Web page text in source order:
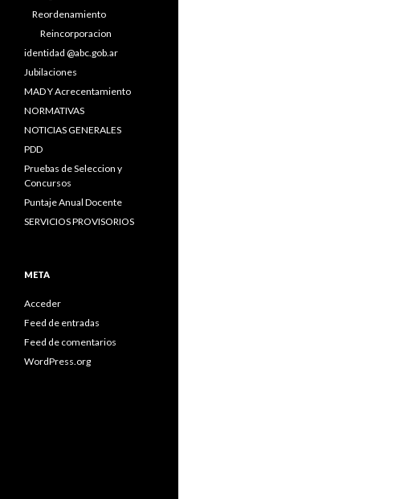
Reordenamiento
Reincorporacion
identidad @abc.gob.ar
Jubilaciones
MAD Y Acrecentamiento
NORMATIVAS
NOTICIAS GENERALES
PDD
Pruebas de Seleccion y
Concursos
Puntaje Anual Docente
SERVICIOS PROVISORIOS
META
Acceder
Feed de entradas
Feed de comentarios
WordPress.org